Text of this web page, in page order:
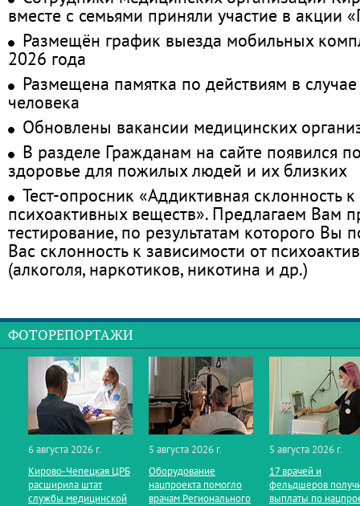
вместе с семьями приняли участие в акции
Размещён график выезда мобильных
2026 года
Размещена памятка по действиям в
человека
Обновлены вакансии медицинских
В разделе Гражданам на сайте появился
здоровье для пожилых людей и их близких
Тест-опросник «Аддиктивная склонность
психоактивных веществ». Предлагаем Вам
тестирование, по результатам которого Вы
Вас склонность к зависимости от
(алкоголя, наркотиков, никотина и др.)
ФОТОРЕПОРТАЖИ
6 августа 2026 г.
Кирово‑Чепецкая ЦРБ
расширила штат
службы медицинской
5 августа 2026 г.
Оборудование
нацпроекта помогло
врачам Регионального
5 августа 2026 г.
17 врачей и
фельдшеров
выплаты по